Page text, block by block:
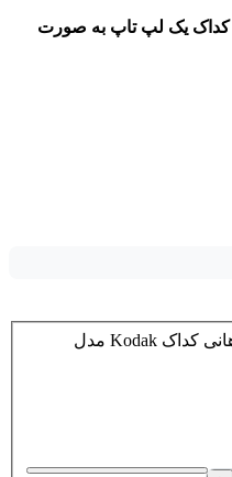
با خرید اسکنر داخل دهانی CS 3700 کداک یک لپ تاپ به صورت
[ شرایط پرداخت ] اسکنر داخل دهانی کداک Kodak مدل